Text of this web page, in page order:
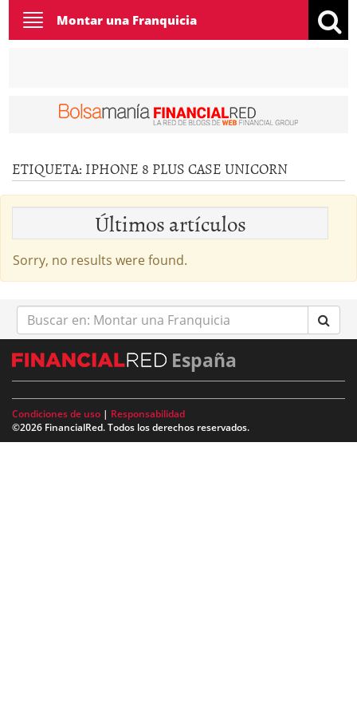
Toggle
navigation
Montar una Franquicia
ETIQUETA: IPHONE 8 PLUS CASE UNICORN
Últimos artículos
Sorry, no results were found.
Buscar
en:
España
Condiciones de uso | Responsabilidad
©2026 FinancialRed. Todos los derechos reservados.